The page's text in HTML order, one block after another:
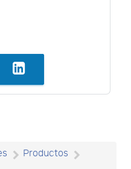
Productos